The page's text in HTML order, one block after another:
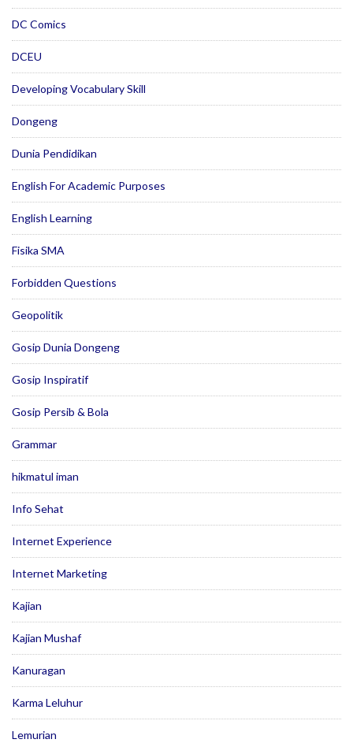
DC Comics
DCEU
Developing Vocabulary Skill
Dongeng
Dunia Pendidikan
English For Academic Purposes
English Learning
Fisika SMA
Forbidden Questions
Geopolitik
Gosip Dunia Dongeng
Gosip Inspiratif
Gosip Persib & Bola
Grammar
hikmatul iman
Info Sehat
Internet Experience
Internet Marketing
Kajian
Kajian Mushaf
Kanuragan
Karma Leluhur
Lemurian